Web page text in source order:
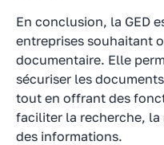
En conclusion, la GED
entreprises souhaitant
documentaire. Elle
sécuriser les
tout en offrant des
faciliter la recherche,
des informations.